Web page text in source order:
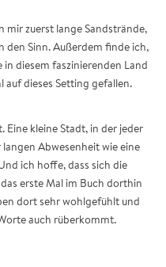
mir zuerst lange Sandstrände,
den Sinn. Außerdem finde ich,
in diesem faszinierenden Land
auf dieses Setting gefallen.
kleine Stadt, in der jeder
Abwesenheit wie eine
ich hoffe, dass sich die
erste Mal im Buch dorthin
dort sehr wohlgefühlt und
auch rüberkommt.